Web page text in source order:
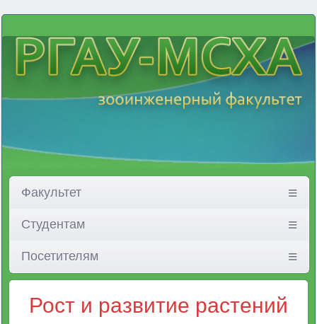
Факультет
Студентам
Посетителям
Рост и развитие растений